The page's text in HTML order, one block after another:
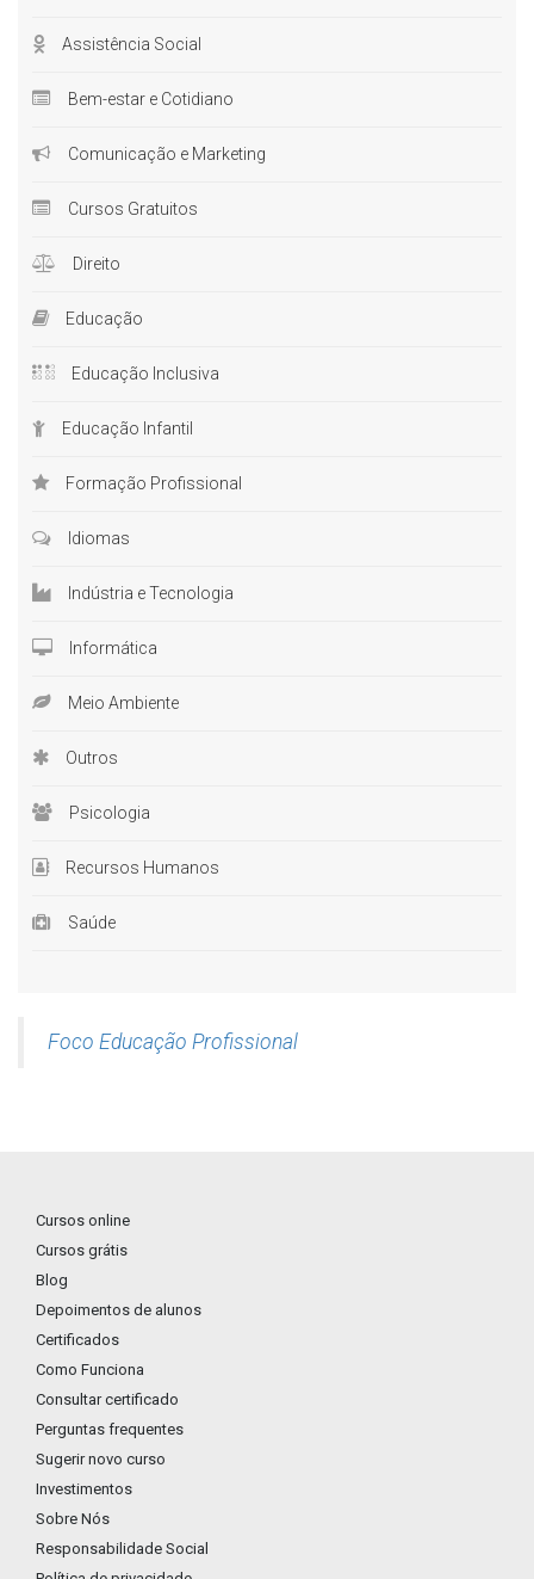
Assistência Social
Bem-estar e Cotidiano
Comunicação e Marketing
Cursos Gratuitos
Direito
Educação
Educação Inclusiva
Educação Infantil
Formação Profissional
Idiomas
Indústria e Tecnologia
Informática
Meio Ambiente
Outros
Psicologia
Recursos Humanos
Saúde
Foco Educação Profissional
Cursos online
Cursos grátis
Blog
Depoimentos de alunos
Certificados
Como Funciona
Consultar certificado
Perguntas frequentes
Sugerir novo curso
Investimentos
Sobre Nós
Responsabilidade Social